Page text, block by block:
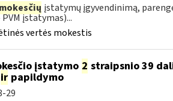
mokesčių įstatymų įgyvendinimą,
įstatymas)...
vertės mokestis
įstatymo 2 straipsnio 39
irpapildymo
29